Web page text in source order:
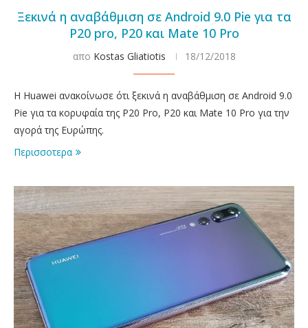
Ξεκινά η αναβάθμιση σε Android 9.0 Pie για τα
P20 pro, P20 και Mate 10 Pro
απο Kostas Gliatiotis 18/12/2018
Η Huawei ανακοίνωσε ότι ξεκινά η αναβάθμιση σε Android 9.0
Pie για τα κορυφαία της P20 Pro, P20 και Mate 10 Pro για την
αγορά της Ευρώπης.
Περισσοτερα